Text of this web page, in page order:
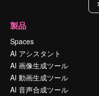
製品
Spaces
AI アシスタント
AI 画像生成ツール
AI 動画生成ツール
AI 音声合成ツール